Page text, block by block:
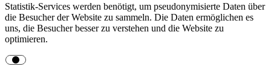
Statistik-Services werden benötigt, um pseudonymisierte Daten über
die Besucher der Website zu sammeln. Die Daten ermöglichen es
uns, die Besucher besser zu verstehen und die Website zu
optimieren.